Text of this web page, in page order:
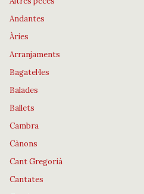
Andantes
Àries
Arranjaments
Bagatel·les
Balades
Ballets
Cambra
Cànons
Cant Gregorià
Cantates